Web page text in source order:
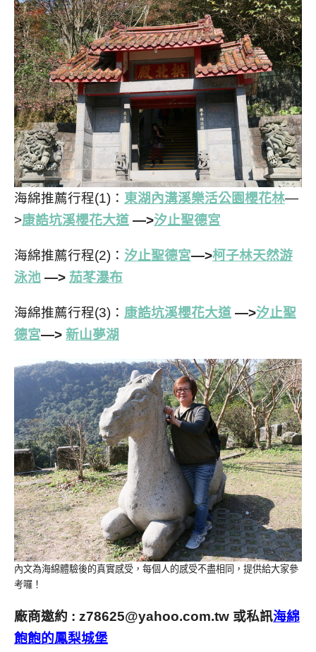
海綿推薦行程(1)： 東湖內溝溪樂活公園櫻花林—
>康誥坑溪櫻花大道 —>汐止聖德宮
海綿推薦行程(2)： 汐止聖德宮—>柯子林天然游
泳池 —> 茄苳瀑布
海綿推薦行程(3)： 康誥坑溪櫻花大道 —>汐止聖
德宮—> 新山夢湖
內文為海綿體驗後的真實感受，每個人的感受不盡相同，提供給大家參
考囉！
廠商邀約 : z78625@yahoo.com.tw 或私訊海綿
飽飽的鳳梨城堡